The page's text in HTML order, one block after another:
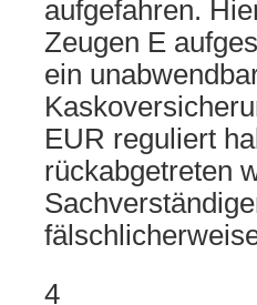
aufgefahren.
Zeugen E
ein
EUR reguliert
rückabgetreten
4